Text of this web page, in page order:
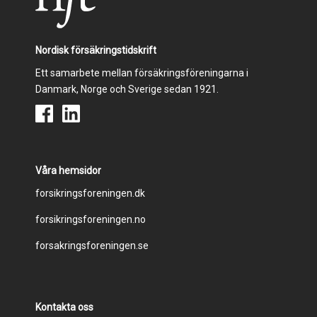
Nordisk försäkringstidskrift
Ett samarbete mellan försäkringsföreningarna i
Danmark, Norge och Sverige sedan 1921.
Våra hemsidor
Footer
menu
forsikringsforeningen.dk
forsikringsforeningen.no
forsakringsforeningen.se
Kontakta oss